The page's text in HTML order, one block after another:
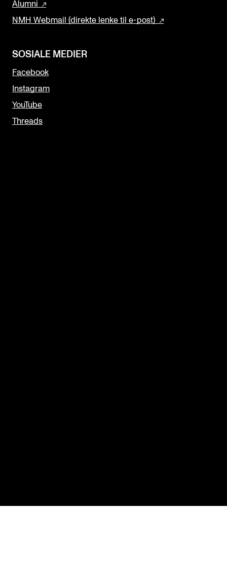
Alumni
NMH Webmail (direkte lenke til e-post)
SOSIALE MEDIER
Facebook
Instagram
YouTube
Threads